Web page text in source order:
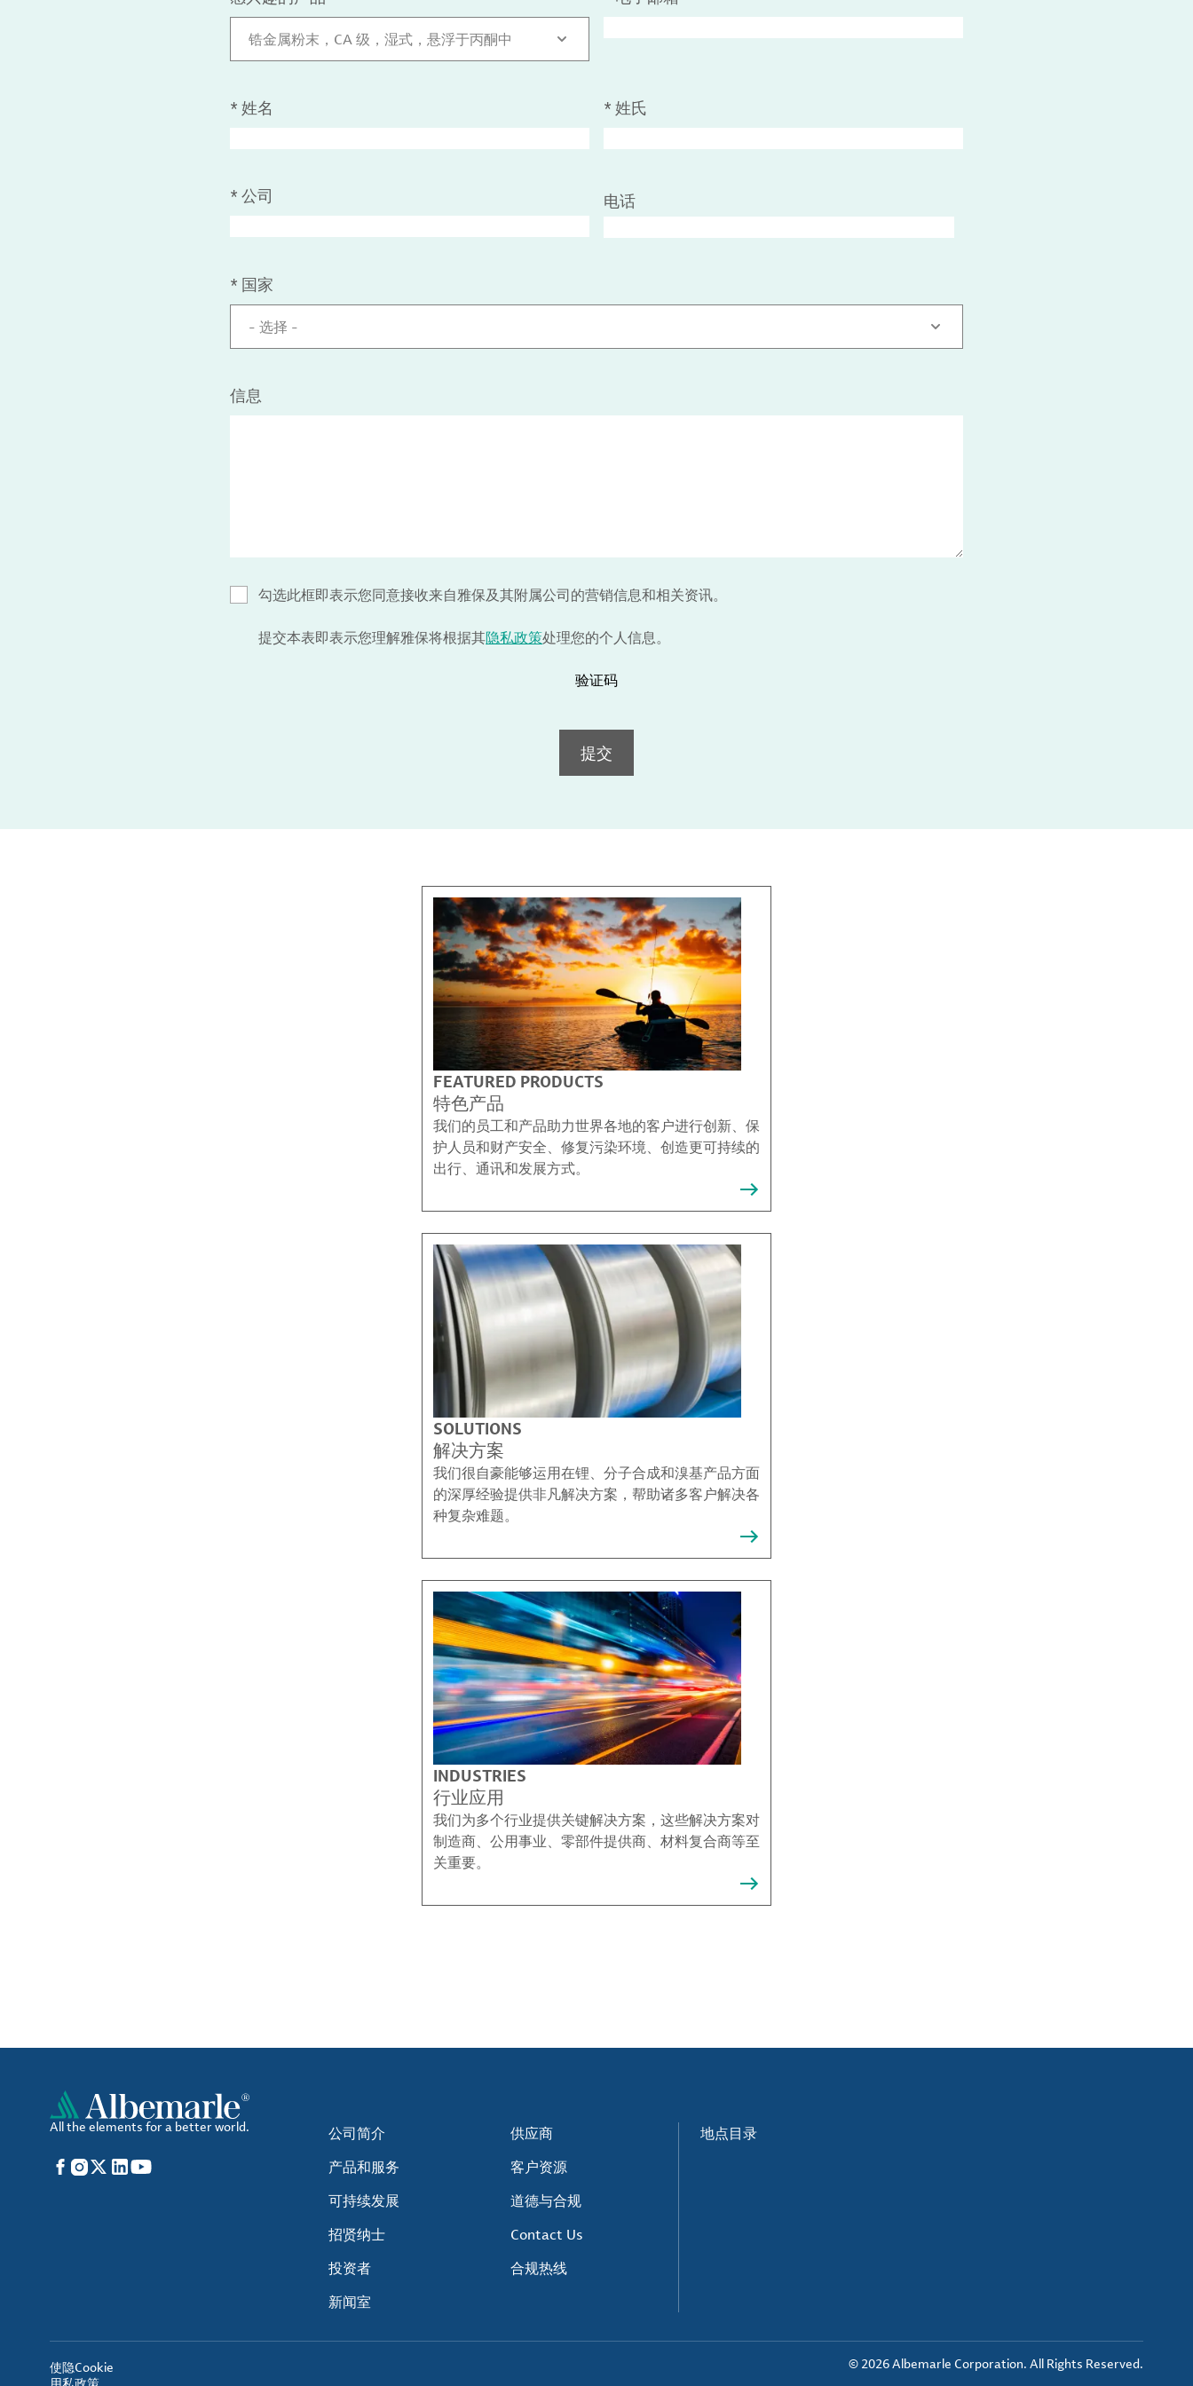
锆金属粉末，CA 级，湿式，悬浮于丙酮中
*姓名 * 姓氏
*公司 电话
* 国家
- 选择 -
信息
勾选此框即表示您同意接收来自雅保及其附属公司的营销信息和相关资讯。
提交本表即表示您理解雅保将根据其隐私政策处理您的个人信息。
验证码
提交
FEATURED PRODUCTS
特色产品
我们的员工和产品助力世界各地的客户进行创新、保
护人员和财产安全、修复污染环境、创造更可持续的
出行、通讯和发展方式。
SOLUTIONS
解决方案
我们很自豪能够运用在锂、分子合成和溴基产品方面
的深厚经验提供非凡解决方案，帮助诸多客户解决各
种复杂难题。
INDUSTRIES
行业应用
我们为多个行业提供关键解决方案，这些解决方案对
制造商、公用事业、零部件提供商、材料复合商等至
关重要。
All the elements for a better world.
Facebook
Instagram
X LinkedIn
YouTube
公司简介
产品和服务
可持续发展
招贤纳士
投资者
新闻室
供应商
客户资源
道德与合规
Contact Us
合规热线
地点目录
使隐Cookie
© 2026 Albemarle Corporation. All Rights Reserved.